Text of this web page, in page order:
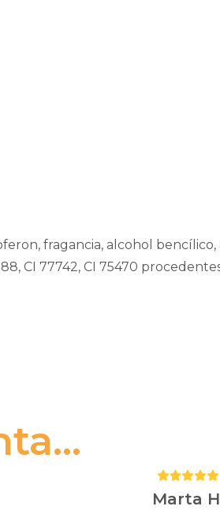
fragancia, alcohol bencílico,
CI 77742, CI 75470
Puntuación:
5
Marta